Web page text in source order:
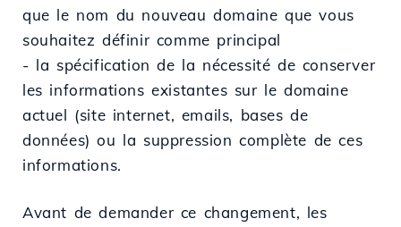
que le nom du nouveau domaine que vous
souhaitez définir comme principal
- la spécification de la nécessité de conserver
les informations existantes sur le domaine
actuel (site internet, emails, bases de
données) ou la suppression complète de ces
informations.
Avant de demander ce changement, les